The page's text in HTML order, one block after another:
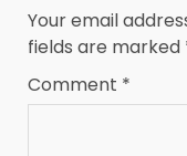
Your email
fields are marked
Comment *